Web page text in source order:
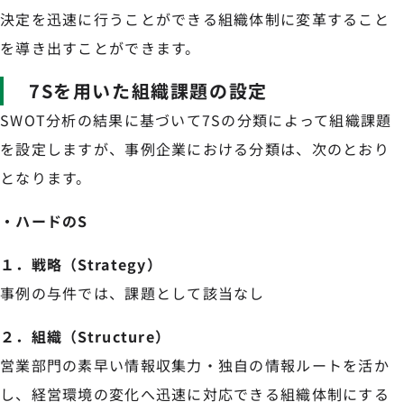
決定を迅速に行うことができる組織体制に変革すること
を導き出すことができます。
7Sを用いた組織課題の設定
SWOT分析の結果に基づいて7Sの分類によって組織課題
を設定しますが、事例企業における分類は、次のとおり
となります。
・ハードのS
１．戦略（Strategy）
事例の与件では、課題として該当なし
２．組織（Structure）
営業部門の素早い情報収集力・独自の情報ルートを活か
し、経営環境の変化へ迅速に対応できる組織体制にする